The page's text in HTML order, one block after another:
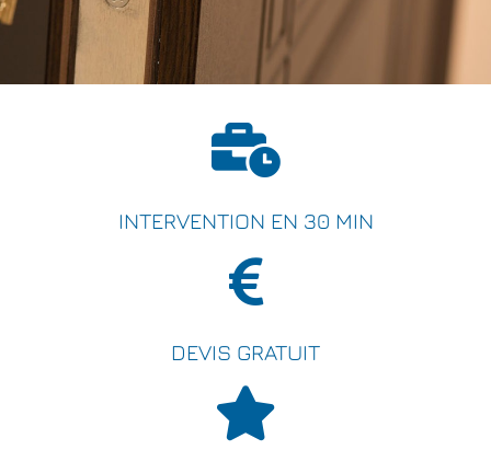
INTERVENTION EN 30 MIN
DEVIS GRATUIT